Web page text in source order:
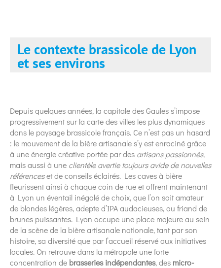
Le contexte brassicole de Lyon
et ses environs
Depuis quelques années, la capitale des Gaules s’impose
progressivement sur la carte des villes les plus dynamiques
dans le paysage brassicole français. Ce n’est pas un hasard
: le mouvement de la bière artisanale s’y est enraciné grâce
à une énergie créative portée par des artisans passionnés,
mais aussi à une clientèle avertie toujours avide de nouvelles
référenceset de conseils éclairés. Les caves à bière
fleurissent ainsi à chaque coin de rue et offrent maintenant
à Lyon un éventail inégalé de choix, que l’on soit amateur
de blondes légères, adepte d’IPA audacieuses, ou friand de
brunes puissantes. Lyon occupe une place majeure au sein
de la scène de la bière artisanale nationale, tant par son
histoire, sa diversité que par l’accueil réservé aux initiatives
locales. On retrouve dans la métropole une forte
concentration de brasseries indépendantes, des micro-